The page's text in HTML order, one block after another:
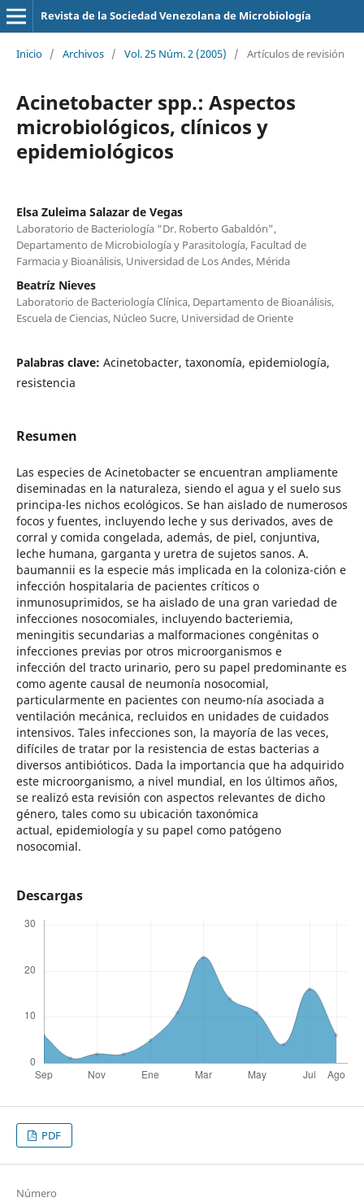
Revista de la Sociedad Venezolana de Microbiología
Inicio / Archivos / Vol. 25 Núm. 2 (2005) / Artículos de revisión
Acinetobacter spp.: Aspectos
microbiológicos, clínicos y
epidemiológicos
Elsa Zuleima Salazar de Vegas
Laboratorio de Bacteriología “Dr. Roberto Gabaldón”,
Departamento de Microbiología y Parasitología, Facultad de
Farmacia y Bioanálisis, Universidad de Los Andes, Mérida
Beatríz Nieves
Laboratorio de Bacteriología Clínica, Departamento de Bioanálisis,
Escuela de Ciencias, Núcleo Sucre, Universidad de Oriente
Palabras clave: Acinetobacter, taxonomía, epidemiología,
resistencia
Resumen
Las especies de Acinetobacter se encuentran ampliamente
diseminadas en la naturaleza, siendo el agua y el suelo sus
principa-les nichos ecológicos. Se han aislado de numerosos
focos y fuentes, incluyendo leche y sus derivados, aves de
corral y comida congelada, además, de piel, conjuntiva,
leche humana, garganta y uretra de sujetos sanos. A.
baumannii es la especie más implicada en la coloniza-ción e
infección hospitalaria de pacientes críticos o
inmunosuprimidos, se ha aislado de una gran variedad de
infecciones nosocomiales, incluyendo bacteriemia,
meningitis secundarias a malformaciones congénitas o
infecciones previas por otros microorganismos e
infección del tracto urinario, pero su papel predominante es
como agente causal de neumonía nosocomial,
particularmente en pacientes con neumo-nía asociada a
ventilación mecánica, recluidos en unidades de cuidados
intensivos. Tales infecciones son, la mayoría de las veces,
difíciles de tratar por la resistencia de estas bacterias a
diversos antibióticos. Dada la importancia que ha adquirido
este microorganismo, a nivel mundial, en los últimos años,
se realizó esta revisión con aspectos relevantes de dicho
género, tales como su ubicación taxonómica
actual, epidemiología y su papel como patógeno
nosocomial.
Descargas
PDF
Número